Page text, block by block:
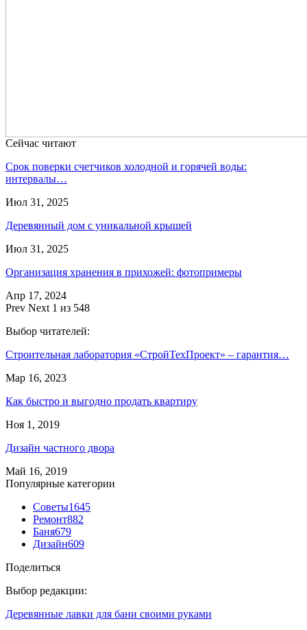
Сейчас читают
Срок поверки счетчиков холодной и горячей воды:
интервалы…
Июл 31, 2025
Деревянный дом с уникальной крышей
Июл 31, 2025
Организация хранения в прихожей: фотопримеры
Апр 17, 2024
Prev Next 1 из 548
Выбор читателей:
Строительная лаборатория «СтройТехПроект» – гарантия…
Мар 16, 2023
Как быстро и выгодно продать квартиру
Ноя 1, 2019
Дизайн частного двора
Май 16, 2019
Популярные категории
Советы1645
Ремонт882
Баня679
Дизайн609
Поделиться
Выбор редакции:
Деревянные лавки для бани своими руками